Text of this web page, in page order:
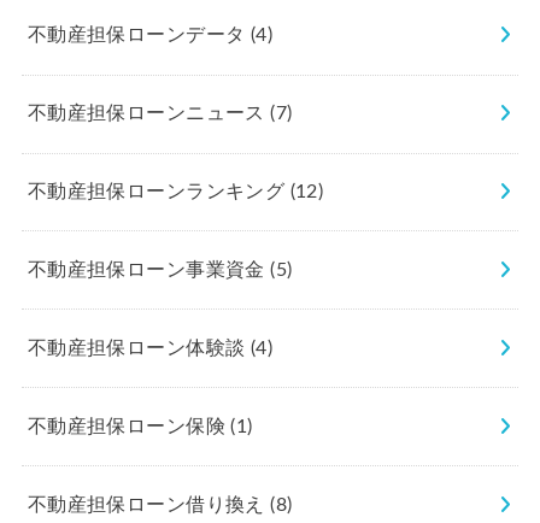
不動産担保ローンデータ (4)
不動産担保ローンニュース(7)
不動産担保ローンランキング (12)
不動産担保ローン事業資金(5)
不動産担保ローン体験談 (4)
不動産担保ローン保険(1)
不動産担保ローン借り換え(8)